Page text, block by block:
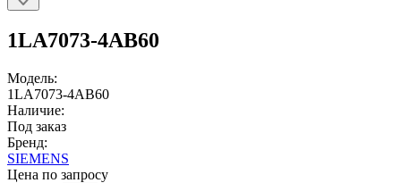
1LA7073-4AB60
Модель:
1LA7073-4AB60
Наличие:
Под заказ
Бренд:
SIEMENS
Цена по запросу